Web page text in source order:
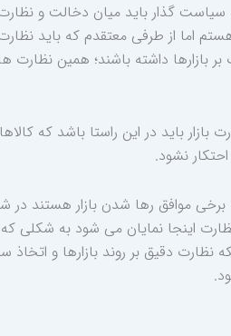
سیاست گذار باید میان دخالت و
اما از طرفی معتقدم که باید
داشته باشند؛ همین نظارت
بازار باید در این راستا باشد که
نشود.
موافق رها شدن بازار هستند در
اینجا نمایان می شود به شکلی
نظارت دقیق بر روند بازارها و